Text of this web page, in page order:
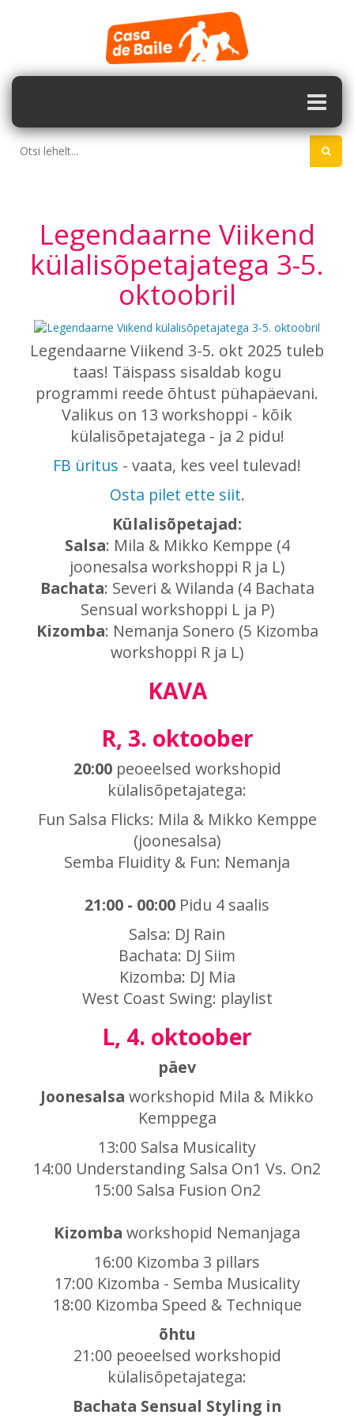
Legendaarne Viikend
külalisõpetajatega 3-5.
oktoobril
Legendaarne Viikend 3-5. okt 2025 tuleb
taas! Täispass sisaldab kogu
programmi reede õhtust pühapäevani.
Valikus on 13 workshoppi - kõik
külalisõpetajatega - ja 2 pidu!
FB üritus - vaata, kes veel tulevad!
Osta pilet ette siit.
Külalisõpetajad:
Salsa: Mila & Mikko Kemppe (4
joonesalsa workshoppi R ja L)
Bachata: Severi & Wilanda (4 Bachata
Sensual workshoppi L ja P)
Kizomba: Nemanja Sonero (5 Kizomba
workshoppi R ja L)
KAVA
R, 3. oktoober
20:00peoeelsed workshopid
külalisõpetajatega:
Fun Salsa Flicks: Mila & Mikko Kemppe
(joonesalsa)
Semba Fluidity & Fun: Nemanja
21:00 - 00:00 Pidu 4 saalis
Salsa: DJ Rain
Bachata: DJ Siim
Kizomba: DJ Mia
West Coast Swing: playlist
L, 4. oktoober
päev
Joonesalsa workshopid Mila & Mikko
Kemppega
13:00 Salsa Musicality
14:00 Understanding Salsa On1 Vs. On2
15:00 Salsa Fusion On2
Kizomba workshopid Nemanjaga
16:00 Kizomba 3 pillars
17:00 Kizomba - Semba Musicality
18:00 Kizomba Speed & Technique
õhtu
21:00 peoeelsed workshopid
külalisõpetajatega:
Bachata Sensual Styling in